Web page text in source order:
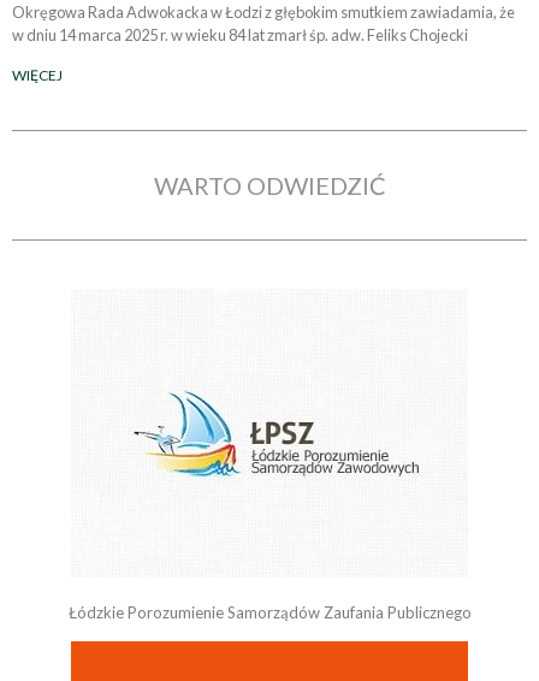
Okręgowa Rada Adwokacka w Łodzi z głębokim smutkiem zawiadamia, że
w dniu 14 marca 2025 r. w wieku 84 lat zmarł śp. adw. Feliks Chojecki
WIĘCEJ
WARTO ODWIEDZIĆ
Łódzkie Porozumienie Samorządów Zaufania Publicznego